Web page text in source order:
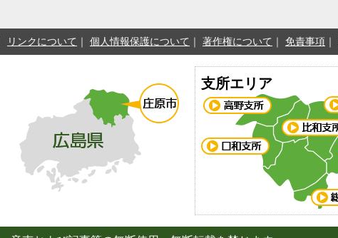
リンクについて 個人情報保護について 著作権について 免責事項
支所エリア